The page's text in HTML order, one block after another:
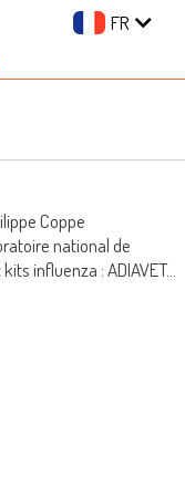
FR
Coppe
national de
influenza : ADIAVET...